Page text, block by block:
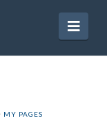
MY PAGES